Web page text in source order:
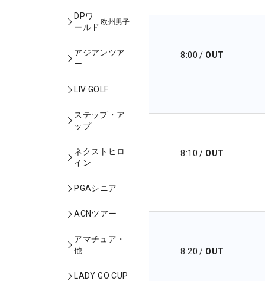
DPワ
ールド
欧州男子
アジアンツア
ー
LIV GOLF
ステップ・ア
ップ
ネクストヒロ
イン
PGAシニア
ACNツアー
アマチュア・
他
LADY GO CUP
8:00 / OUT
8:10 / OUT
8:20 / OUT